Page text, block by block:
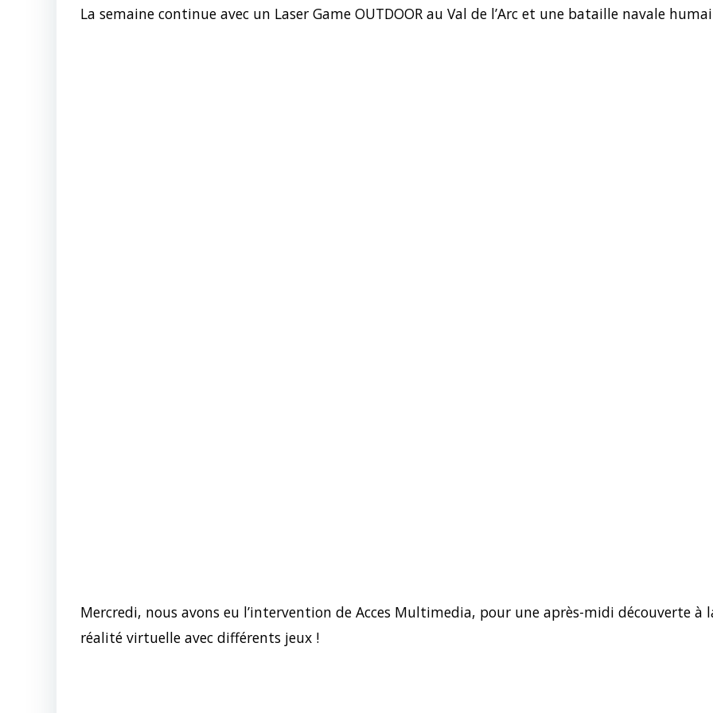
La semaine continue avec un Laser Game OUTDOOR au Val de l’Arc et une bataille navale
Mercredi, nous avons eu l’intervention de Acces Multimedia, pour une après-midi découverte à
réalité virtuelle avec différents jeux !